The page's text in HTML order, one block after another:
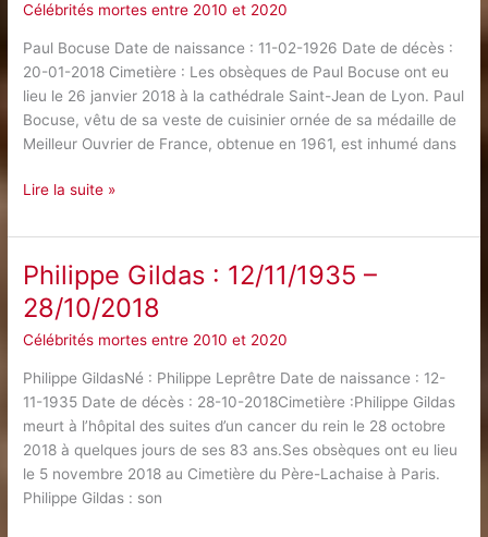
Célébrités mortes entre 2010 et 2020
Paul Bocuse Date de naissance : 11-02-1926 Date de décès :
20-01-2018 Cimetière : Les obsèques de Paul Bocuse ont eu
lieu le 26 janvier 2018 à la cathédrale Saint-Jean de Lyon. Paul
Bocuse, vêtu de sa veste de cuisinier ornée de sa médaille de
Meilleur Ouvrier de France, obtenue en 1961, est inhumé dans
Paul
:
11/02/1926
–
20/01/2018
Lire la suite »
Philippe Gildas : 12/11/1935 –
28/10/2018
Célébrités mortes entre 2010 et 2020
Philippe GildasNé : Philippe Leprêtre Date de naissance : 12-
11-1935 Date de décès : 28-10-2018Cimetière :Philippe Gildas
meurt à l’hôpital des suites d’un cancer du rein le 28 octobre
2018 à quelques jours de ses 83 ans.Ses obsèques ont eu lieu
le 5 novembre 2018 au Cimetière du Père-Lachaise à Paris.
Philippe Gildas : son